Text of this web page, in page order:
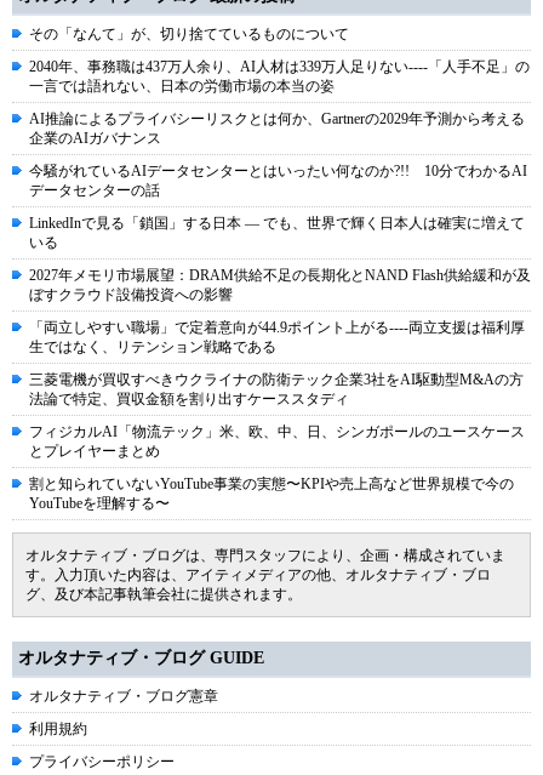
その「なんて」が、切り捨てているものについて
2040年、事務職は437万人余り、AI人材は339万人足りない----「人手不足」の
一言では語れない、日本の労働市場の本当の姿
AI推論によるプライバシーリスクとは何か、Gartnerの2029年予測から考える
企業のAIガバナンス
今騒がれているAIデータセンターとはいったい何なのか?!! 10分でわかるAI
データセンターの話
LinkedInで見る「鎖国」する日本 ― でも、世界で輝く日本人は確実に増えて
いる
2027年メモリ市場展望：DRAM供給不足の長期化とNAND Flash供給緩和が及
ぼすクラウド設備投資への影響
「両立しやすい職場」で定着意向が44.9ポイント上がる----両立支援は福利厚
生ではなく、リテンション戦略である
三菱電機が買収すべきウクライナの防衛テック企業3社をAI駆動型M&Aの方
法論で特定、買収金額を割り出すケーススタディ
フィジカルAI「物流テック」米、欧、中、日、シンガポールのユースケース
とプレイヤーまとめ
割と知られていないYouTube事業の実態〜KPIや売上高など世界規模で今の
YouTubeを理解する〜
オルタナティブ・ブログは、専門スタッフにより、企画・構成されていま
す。入力頂いた内容は、アイティメディアの他、オルタナティブ・ブロ
グ、及び本記事執筆会社に提供されます。
オルタナティブ・ブログ GUIDE
オルタナティブ・ブログ憲章
利用規約
プライバシーポリシー